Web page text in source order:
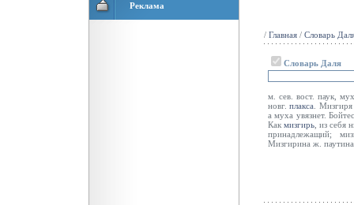
Реклама
/ Главная / Словарь
Словарь Даля
м. сев. вост. паук,
новг.плакса
.
а муха увязнет.
Как мизгирь , из
принадлежащий;
Мизгирина ж.